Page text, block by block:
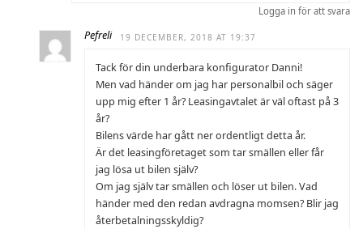
Logga in för att svara
Pefreli 19 DECEMBER, 2018 AT 19:37
Tack för din underbara konfigurator Danni!
Men vad händer om jag har personalbil och säger
upp mig efter 1 år? Leasingavtalet är väl oftast på 3
år?
Bilens värde har gått ner ordentligt detta år.
Är det leasingföretaget som tar smällen eller får
jag lösa ut bilen själv?
Om jag själv tar smällen och löser ut bilen. Vad
händer med den redan avdragna momsen? Blir jag
återbetalningsskyldig?